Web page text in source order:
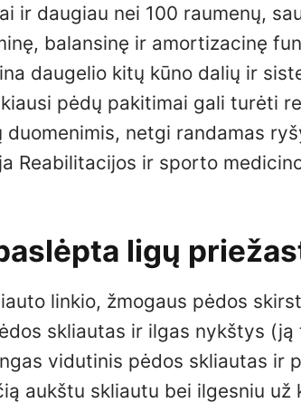
ir daugiau nei 100 raumenų,
balansinę ir amortizacinę
daugelio kitų kūno dalių ir
pėdų pakitimai gali turėti
netgi randamas
Reabilitacijos ir sporto
ligų
linkio, žmogaus pėdos
skliautas ir ilgas nykštys (ją
vidutinis pėdos skliautas ir
aukštu skliautu bei ilgesniu už